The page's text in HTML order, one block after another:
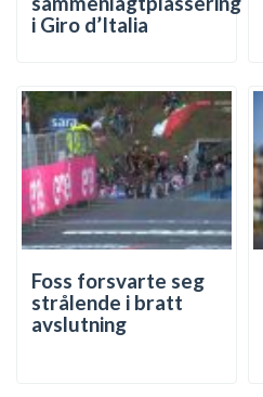
i Giro d’Italia
Foss forsvarte seg
strålende i bratt
avslutning